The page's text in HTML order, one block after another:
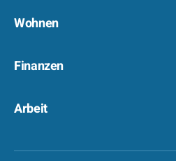
Wohnen
Finanzen
Arbeit